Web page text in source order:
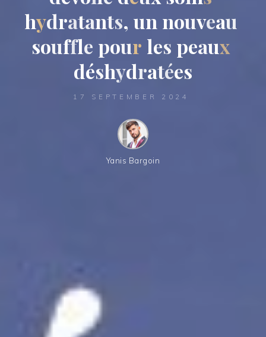
hydratants, un nouveau
souffle pour les peaux
déshydratées
17 SEPTEMBER 2024
Yanis Bargoin